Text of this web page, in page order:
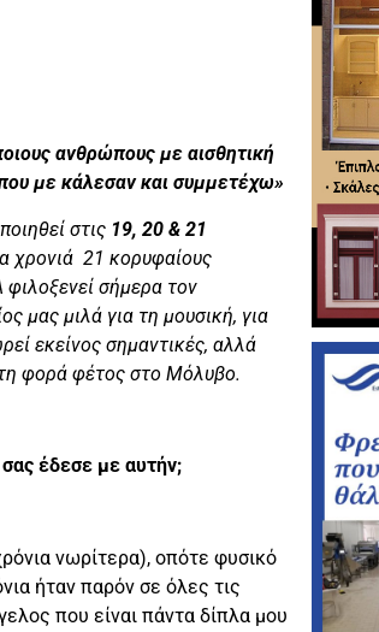
ανθρώπους με αισθητική
που με κάλεσαν και συμμετέχω»
στις 19, 20 & 21
χρονιά 21 κορυφαίους
σήμερα τον
μας μιλά για τη μουσική, για
εκείνος σημαντικές, αλλά
φορά φέτος στο Μόλυβο.
σας έδεσε με αυτήν;
νωρίτερα), οπότε φυσικό
ήταν παρόν σε όλες τις
που είναι πάντα δίπλα μου